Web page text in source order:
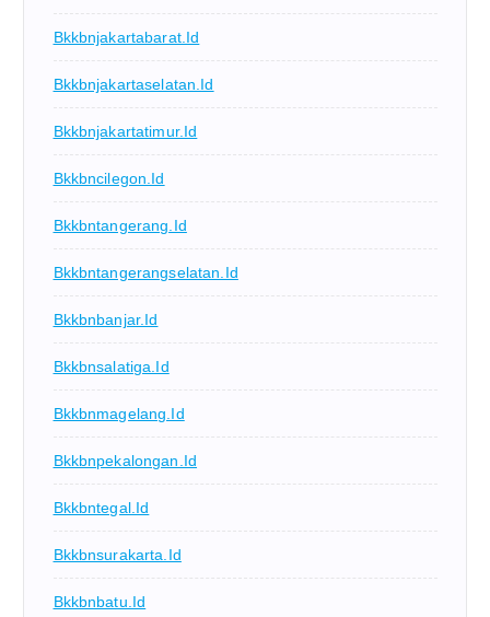
Bkkbnjakartabarat.id
Bkkbnjakartaselatan.id
Bkkbnjakartatimur.id
Bkkbncilegon.id
Bkkbntangerang.id
Bkkbntangerangselatan.id
Bkkbnbanjar.id
Bkkbnsalatiga.id
Bkkbnmagelang.id
Bkkbnpekalongan.id
Bkkbntegal.id
Bkkbnsurakarta.id
Bkkbnbatu.id